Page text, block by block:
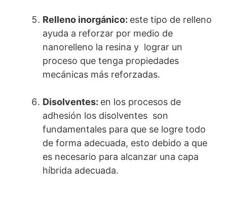
Relleno inorgánico: este tipo de relleno
ayuda a reforzar por medio de
nanorelleno la resina y lograr un
proceso que tenga propiedades
mecánicas más reforzadas.
Disolventes: en los procesos de
adhesión los disolventes son
fundamentales para que se logre todo
de forma adecuada, esto debido a que
es necesario para alcanzar una capa
híbrida adecuada.